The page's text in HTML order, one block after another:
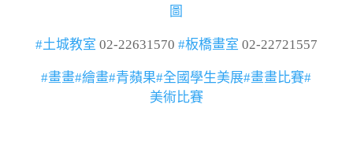
圖
#土城教室 02-22631570 #板橋畫室 02-22721557
#畫畫#繪畫#青蘋果#全國學生美展#畫畫比賽#
美術比賽